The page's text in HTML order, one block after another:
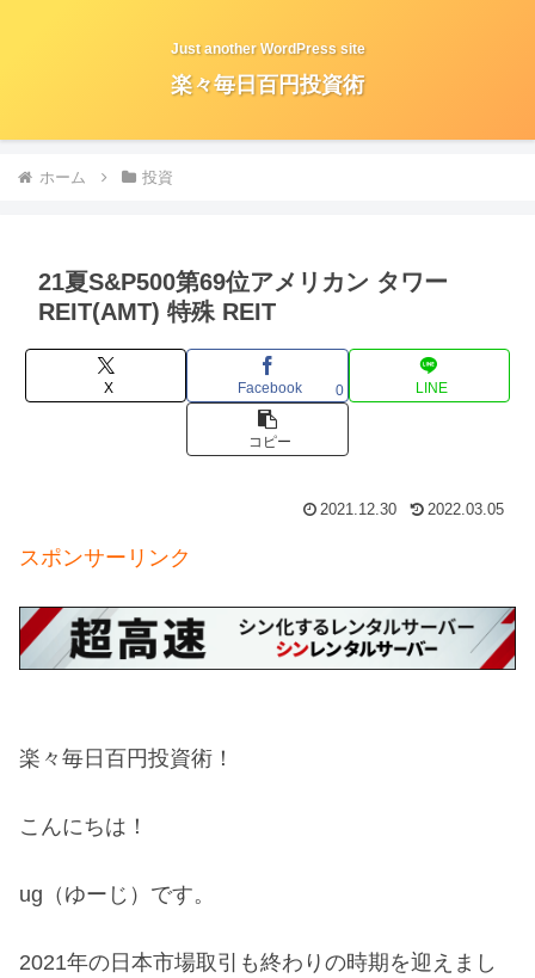
Just another WordPress site
楽々毎日百円投資術
ホーム 投資
21夏S&P500第69位アメリカン タワー
REIT(AMT) 特殊 REIT
X Facebook 0 LINE
コピー
2021.12.30 2022.03.05
スポンサーリンク
楽々毎日百円投資術！
こんにちは！
ug（ゆーじ）です。
2021年の日本市場取引も終わりの時期を迎えまし